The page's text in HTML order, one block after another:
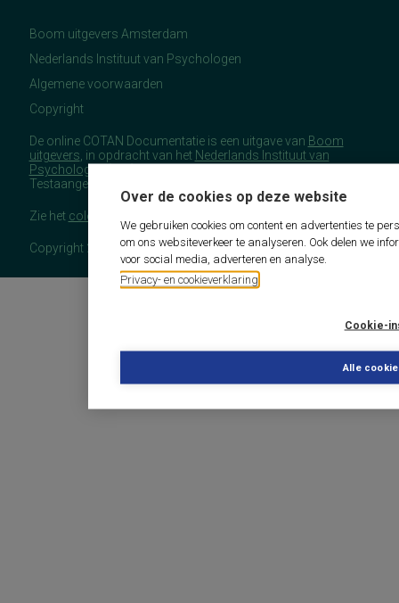
Over de cookies op deze website
We gebruiken cookies om content en advertenties te
om ons websiteverkeer te analyseren. Ook delen we
voor social media, adverteren en analyse.
Privacy- en cookieverklaring
Cookie-
Alle
Boom uitgevers Amsterdam
Nederlands Instituut van Psychologen
Algemene voorwaarden
Copyright
De online COTAN Documentatie is een uitgave van Boom
uitgevers , in opdracht van het Nederlands Instituut van
Psychologen(NIP), namens de Commissie
Testaangelegenheden Nederland (COTAN).
Zie het colofon
Copyright 2026 - COTAN Documentatie